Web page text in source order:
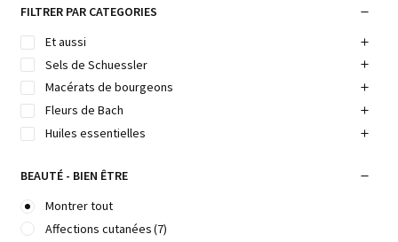
FILTRER PAR CATEGORIES
Et aussi
Sels de Schuessler
Macérats de bourgeons
Fleurs de Bach
Huiles essentielles
BEAUTÉ - BIEN ÊTRE
Montrer tout
Affections cutanées(7)